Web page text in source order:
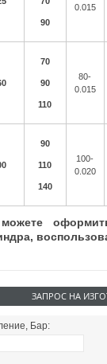
90
0.015
70
90
110
80-
0.015
90
110
140
100-
0.020
ЗАПРОС НА
Бар: